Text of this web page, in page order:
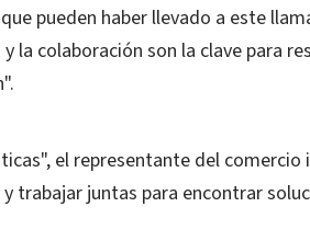
pueden haber llevado a este
la colaboración son la clave para
el representante del
trabajar juntas para encontrar